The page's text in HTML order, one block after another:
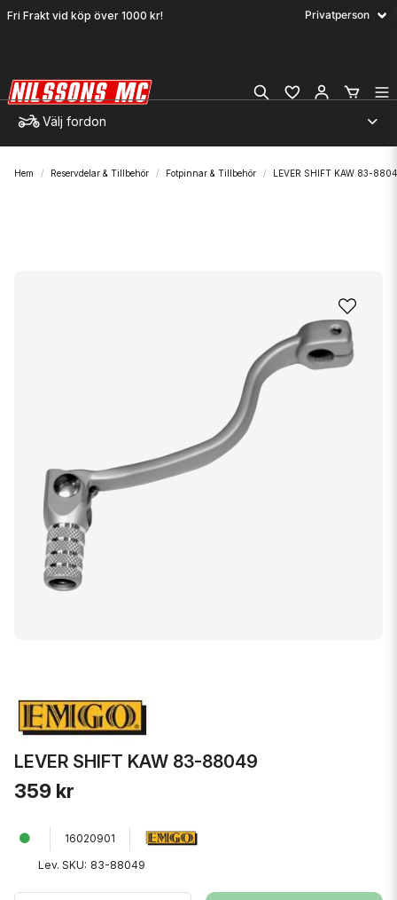
Fri Frakt vid köp över 1000 kr!
Välj fordon
Hem Reservdelar & Tillbehör Fotpinnar & Tillbehör LEVER SHIFT KAW 83-
LEVER SHIFT KAW 83-88049
359 kr
16020901
Lev. SKU: 83-88049